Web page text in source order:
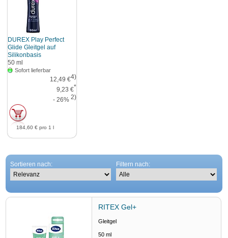
DUREX Play Perfect
Glide Gleitgel auf
Silikonbasis
50ml
Sofort lieferbar
12,49 €4)
9,23 €*
- 26%2)
184,60 € pro 1 l
Sortieren nach: Filtern nach:
RITEX Gel+
Gleitgel
50ml